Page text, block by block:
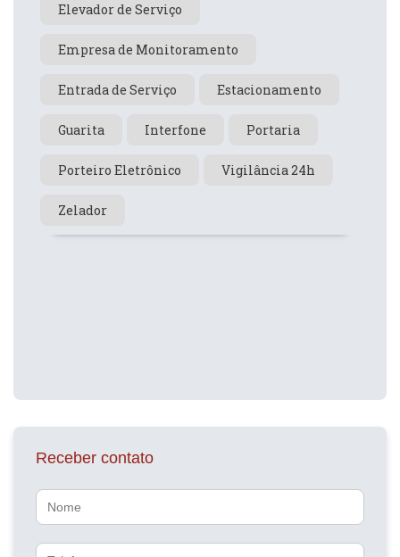
Elevador de Serviço
Empresa de Monitoramento
Entrada de Serviço Estacionamento
Guarita Interfone Portaria
Porteiro Eletrônico Vigilância 24h
Zelador
Receber contato
Nome